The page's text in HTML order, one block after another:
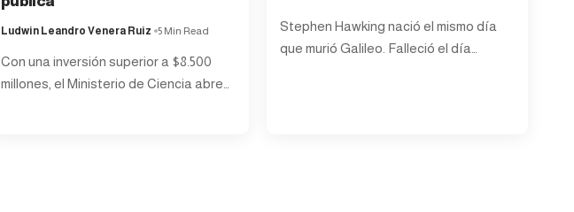
Ludwin Leandro Venera Ruiz 5 Min Read
Con una inversión superior a $8.500
millones, el Ministerio de Ciencia abre
Stephen Hawking nació el mismo día
que murió Galileo. Falleció el día